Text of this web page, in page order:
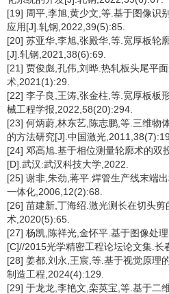
[19] 周平,李旭,黄少文,等.基于图像识
应用[J].轧钢,2022,39(5):85.
[20] 苏亚华,李旭,张殿华,等.宽厚板轮
[J].轧钢,2021,38(6):69.
[21] 贾俊彪,孔伟,刘晔.热轧板头尾平
术,2021(1):29.
[22] 李子良,王涛,张金柱,等.宽厚板板
械工程学报,2022,58(20):294.
[23] 何炳蔚,林东艺,陈志鹏,等.三维物
的方法研究[J].中国激光
[24] 邓高旭.基于相位测量轮廓术的双
[D].武汉:武汉科技大学,2022.
[25] 谢非,朱劲,蒋平.焊管生产线末端
一体化,2006,12(2):68.
[26] 苗建新,丁海绍.激光测长在切头
术,2020(5):65.
[27] 杨凯,陈祥光,金怀平.基于图像处
[C]//2015光学精密工程论坛论文集.长
[28] 姜都,刘永,王宸,等.基于视觉原理
制造工程,2024(4):129.
[29] 于龙龙,李艳文,栾英宝,等.基于二